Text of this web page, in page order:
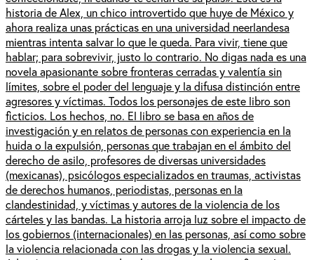
historia de Alex, un chico introvertido que huye de México y
ahora realiza unas prácticas en una universidad neerlandesa
mientras intenta salvar lo que le queda. Para vivir, tiene que
hablar; para sobrevivir, justo lo contrario. No digas nada es una
novela apasionante sobre fronteras cerradas y valentía sin
límites, sobre el poder del lenguaje y la difusa distinción entre
agresores y víctimas. Todos los personajes de este libro son
ficticios. Los hechos, no. El libro se basa en años de
investigación y en relatos de personas con experiencia en la
huida o la expulsión, personas que trabajan en el ámbito del
derecho de asilo, profesores de diversas universidades
(mexicanas), psicólogos especializados en traumas, activistas
de derechos humanos, periodistas, personas en la
clandestinidad, y víctimas y autores de la violencia de los
cárteles y las bandas. La historia arroja luz sobre el impacto de
los gobiernos (internacionales) en las personas, así como sobre
la violencia relacionada con las drogas y la violencia sexual.